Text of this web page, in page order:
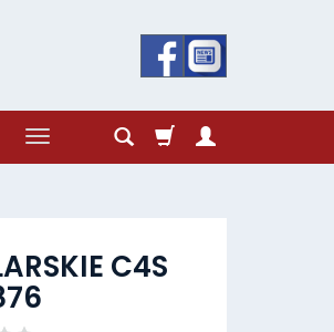
C4S